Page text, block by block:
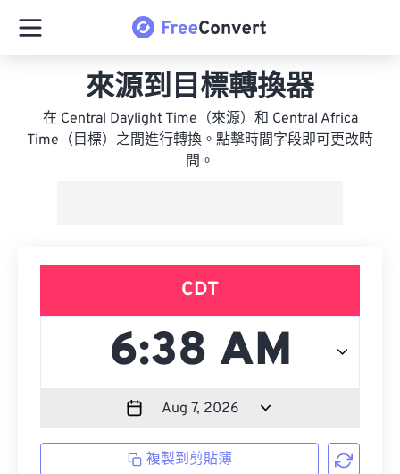
來源到目標轉換器
在 Central Daylight Time（來源）和 Central Africa
Time（目標）之間進行轉換。點擊時間字段即可更改時
間。
CDT
複製到剪貼簿